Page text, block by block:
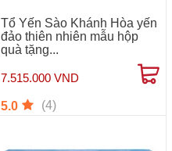
Tổ Yến Sào Khánh Hòa yến
đảo thiên nhiên mẫu hộp
quà tặng...
7.515.000 VND
5.0 (4)